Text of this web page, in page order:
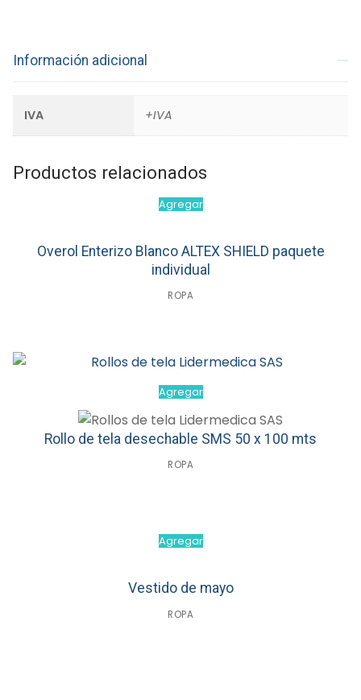
mts
Información adicional
IVA +IVA
Productos relacionados
Agregar
Overol Enterizo Blanco ALTEX SHIELD paquete
individual
ROPA
Agregar
Rollo de tela desechable SMS 50 x 100 mts
ROPA
Agregar
Vestido de mayo
ROPA